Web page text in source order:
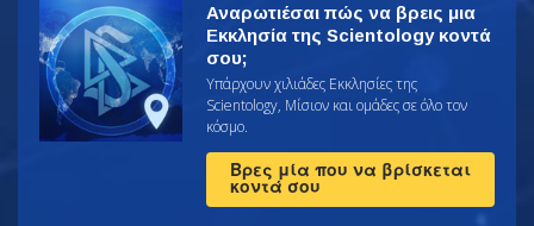
Αναρωτιέσαι πώς να βρεις μια
Εκκλησία της Scientology κοντά
σου;
Υπάρχουν χιλιάδες Εκκλησίες της
Scientology, Μίσιον και ομάδες σε όλο τον
κόσμο.
Βρες μία που να βρίσκεται
κοντά σου